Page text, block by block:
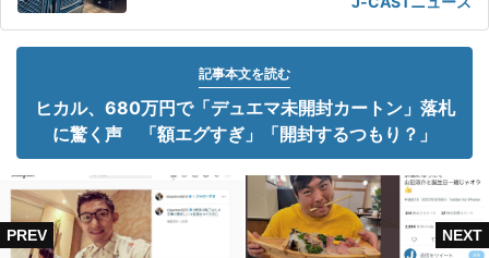
記事本文を読む
ヒカル、680万円で「デュエマ未開封カートン」落札
に驚く声 「額エグすぎ」「開封するつもり？」